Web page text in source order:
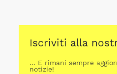
Iscriviti alla
... E rimani sempre
notizie!